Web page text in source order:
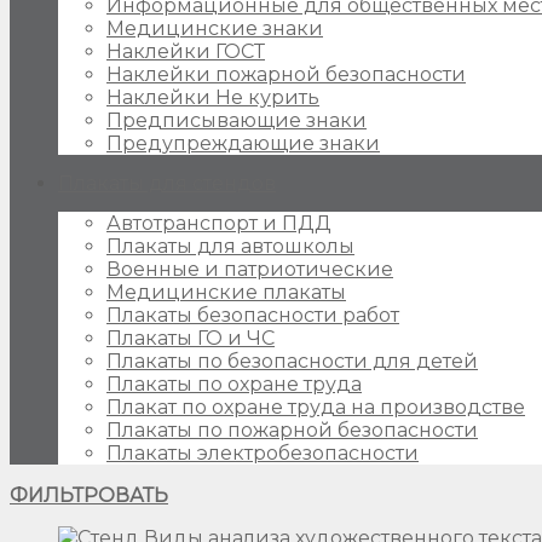
Информационные для общественных
Медицинские знаки
Наклейки ГОСТ
Наклейки пожарной безопасности
Наклейки Не курить
Предписывающие знаки
Предупреждающие знаки
Автотранспорт и ПДД
Плакаты для автошколы
Военные и патриотические
Медицинские плакаты
Плакаты безопасности работ
Плакаты ГО и ЧС
Плакаты по безопасности для детей
Плакаты по охране труда
Плакат по охране труда на производстве
Плакаты по пожарной безопасности
Плакаты электробезопасности
ФИЛЬТРОВАТЬ